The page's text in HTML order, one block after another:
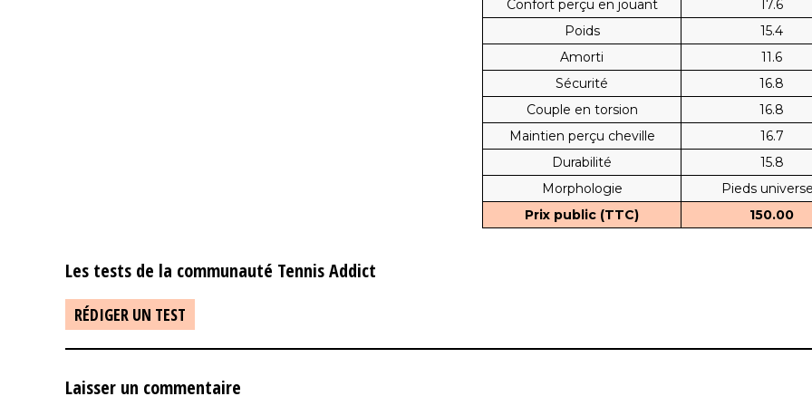
Confort perçu en jouant
17.6
Poids
15.4
Amorti
11.6
Sécurité
16.8
Couple en torsion
16.8
Maintien perçu cheville
16.7
Durabilité
15.8
Morphologie
Pieds
Prix public (TTC)
150.00
Les tests de la communauté Tennis Addict
RÉDIGER UN TEST
Laisser un commentaire